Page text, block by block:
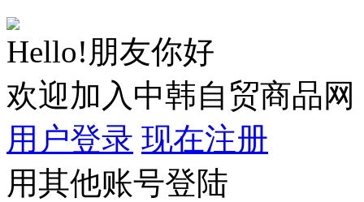
Hello!朋友你好
欢迎加入中韩自贸商品网
用户登录 现在注册
用其他账号登陆